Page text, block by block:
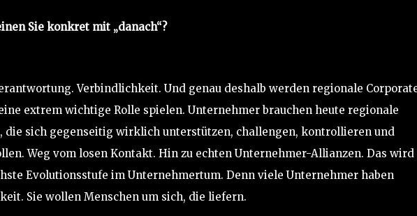
Sie konkret mit „danach“?
Verbindlichkeit. Und genau deshalb werden regionale
extrem wichtige Rolle spielen. Unternehmer brauchen heute regionale
die sich gegenseitig wirklich unterstützen, challengen, kontrollieren und
Weg vom losen Kontakt. Hin zu echten Unternehmer-Allianzen. Das wird
Evolutionsstufe im Unternehmertum. Denn viele Unternehmer haben
Sie wollen Menschen um sich, die liefern.